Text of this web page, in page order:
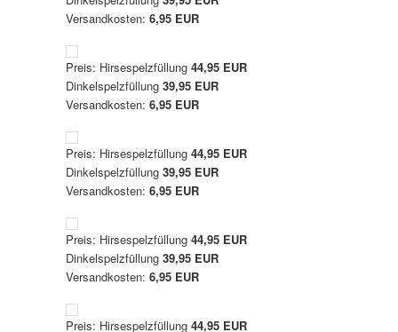
Versandkosten:6,95 EUR
Preis: Hirsespelzfüllung44,95 EUR
Dinkelspelzfüllung39,95 EUR
Versandkosten:6,95 EUR
Preis: Hirsespelzfüllung44,95 EUR
Dinkelspelzfüllung39,95 EUR
Versandkosten:6,95 EUR
Preis: Hirsespelzfüllung44,95 EUR
Dinkelspelzfüllung39,95 EUR
Versandkosten:6,95 EUR
Preis: Hirsespelzfüllung44,95 EUR